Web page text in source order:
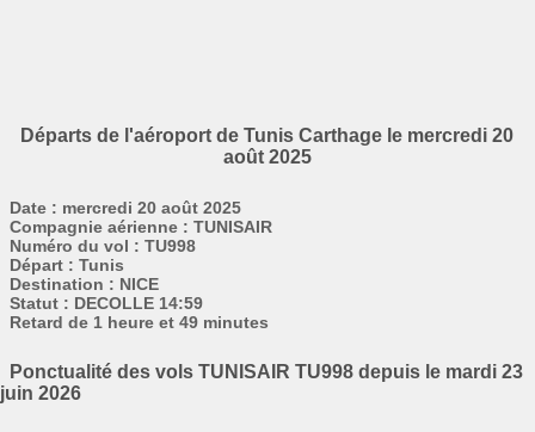
Départs de l'aéroport de Tunis Carthage le mercredi 20
août 2025
Date : mercredi 20 août 2025
Compagnie aérienne : TUNISAIR
Numéro du vol : TU998
Départ : Tunis
Destination : NICE
Statut : DECOLLE 14:59
Retard de 1 heure et 49 minutes
Ponctualité des vols TUNISAIR TU998 depuis le mardi 23
juin 2026